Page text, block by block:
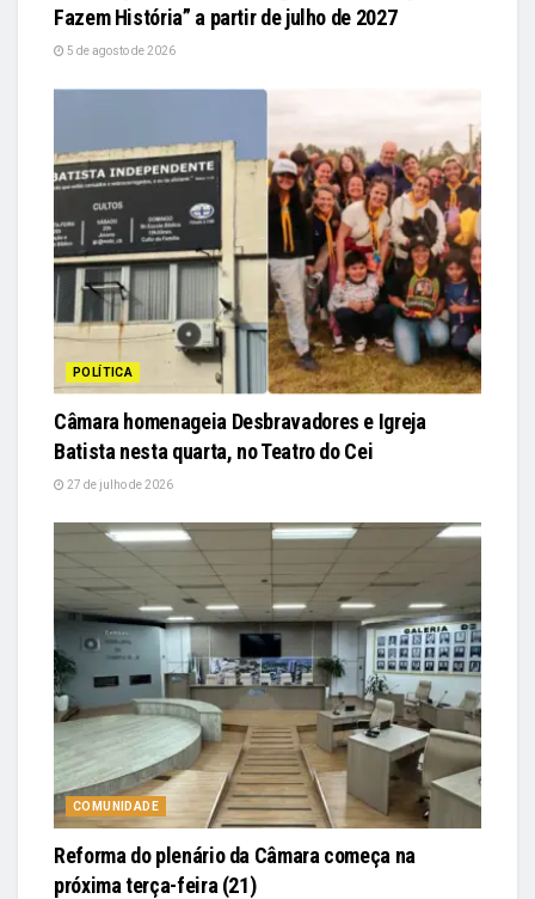
Fazem História” a partir de julho de 2027
5 de agosto de 2026
POLÍTICA
Câmara homenageia Desbravadores e Igreja
Batista nesta quarta, no Teatro do Cei
27 de julho de 2026
COMUNIDADE
Reforma do plenário da Câmara começa na
próxima terça-feira (21)